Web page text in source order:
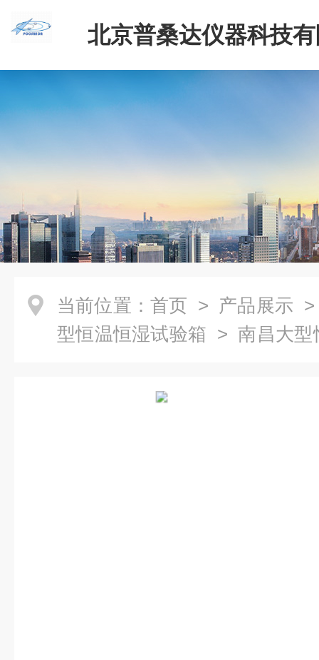
北京普桑达仪器科技
当前位置： 首页 > 产品展示
型恒温恒湿试验箱 > 南昌大型